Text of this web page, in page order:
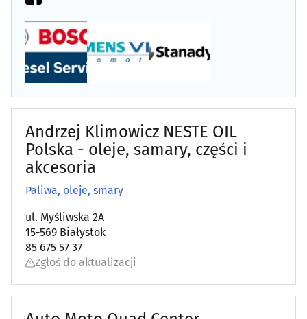
Andrzej Klimowicz NESTE OIL
Polska - oleje, samary, części i
akcesoria
Paliwa, oleje, smary
ul. Myśliwska 2A
15-569 Białystok
85 675 57 37
Zgłoś do aktualizacji